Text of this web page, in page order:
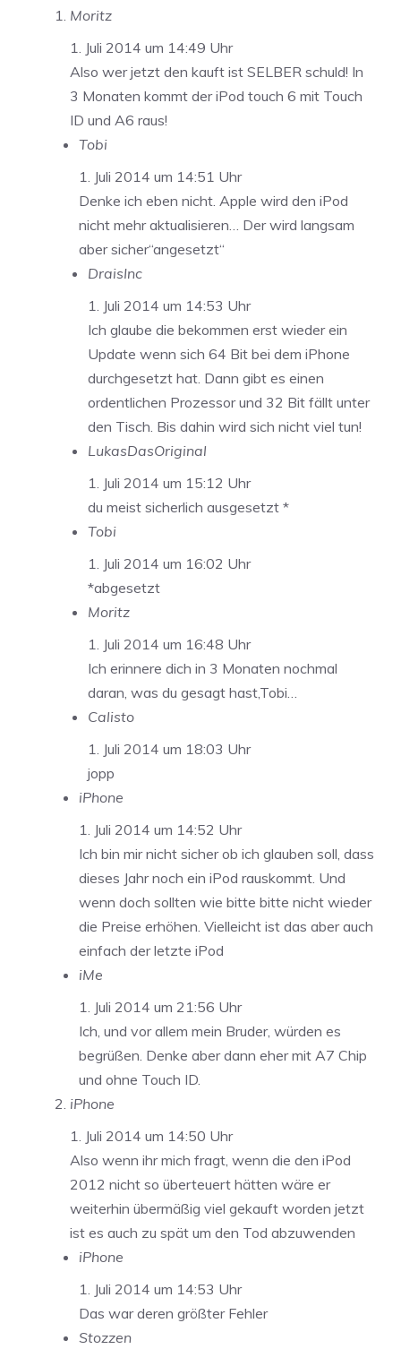
Moritz
1. Juli 2014 um 14:49 Uhr
Also wer jetzt den kauft ist SELBER schuld! In
3 Monaten kommt der iPod touch 6 mit Touch
ID und A6 raus!
Tobi
1. Juli 2014 um 14:51 Uhr
Denke ich eben nicht. Apple wird den iPod
nicht mehr aktualisieren… Der wird langsam
aber sicher“angesetzt“
DraisInc
1. Juli 2014 um 14:53 Uhr
Ich glaube die bekommen erst wieder ein
Update wenn sich 64 Bit bei dem iPhone
durchgesetzt hat. Dann gibt es einen
ordentlichen Prozessor und 32 Bit fällt unter
den Tisch. Bis dahin wird sich nicht viel tun!
LukasDasOriginal
1. Juli 2014 um 15:12 Uhr
du meist sicherlich ausgesetzt *
Tobi
1. Juli 2014 um 16:02 Uhr
*abgesetzt
Moritz
1. Juli 2014 um 16:48 Uhr
Ich erinnere dich in 3 Monaten nochmal
daran, was du gesagt hast,Tobi…
Calisto
1. Juli 2014 um 18:03 Uhr
jopp
iPhone
1. Juli 2014 um 14:52 Uhr
Ich bin mir nicht sicher ob ich glauben soll, dass
dieses Jahr noch ein iPod rauskommt. Und
wenn doch sollten wie bitte bitte nicht wieder
die Preise erhöhen. Vielleicht ist das aber auch
einfach der letzte iPod
iMe
1. Juli 2014 um 21:56 Uhr
Ich, und vor allem mein Bruder, würden es
begrüßen. Denke aber dann eher mit A7 Chip
und ohne Touch ID.
iPhone
1. Juli 2014 um 14:50 Uhr
Also wenn ihr mich fragt, wenn die den iPod
2012 nicht so überteuert hätten wäre er
weiterhin übermäßig viel gekauft worden jetzt
ist es auch zu spät um den Tod abzuwenden
iPhone
1. Juli 2014 um 14:53 Uhr
Das war deren größter Fehler
Stozzen